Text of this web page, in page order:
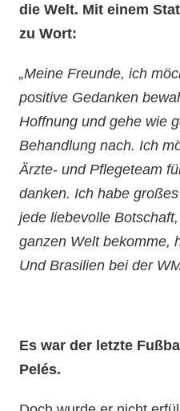
die Welt. Mit einem
zu Wort:
„Meine Freunde, ich
positive Gedanken
Hoffnung und gehe wie
Behandlung nach. Ich
Ärzte- und Pflegeteam
danken. Ich habe
jede liebevolle
ganzen Welt bekomme,
Und Brasilien bei der
Es war der letzte
Pelés.